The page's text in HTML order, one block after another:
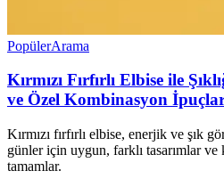
PopülerArama
Kırmızı Fırfırlı Elbise ile
ve Özel Kombinasyon
Kırmızı fırfırlı elbise, enerjik ve şık
günler için uygun, farklı tasarımlar
tamamlar.